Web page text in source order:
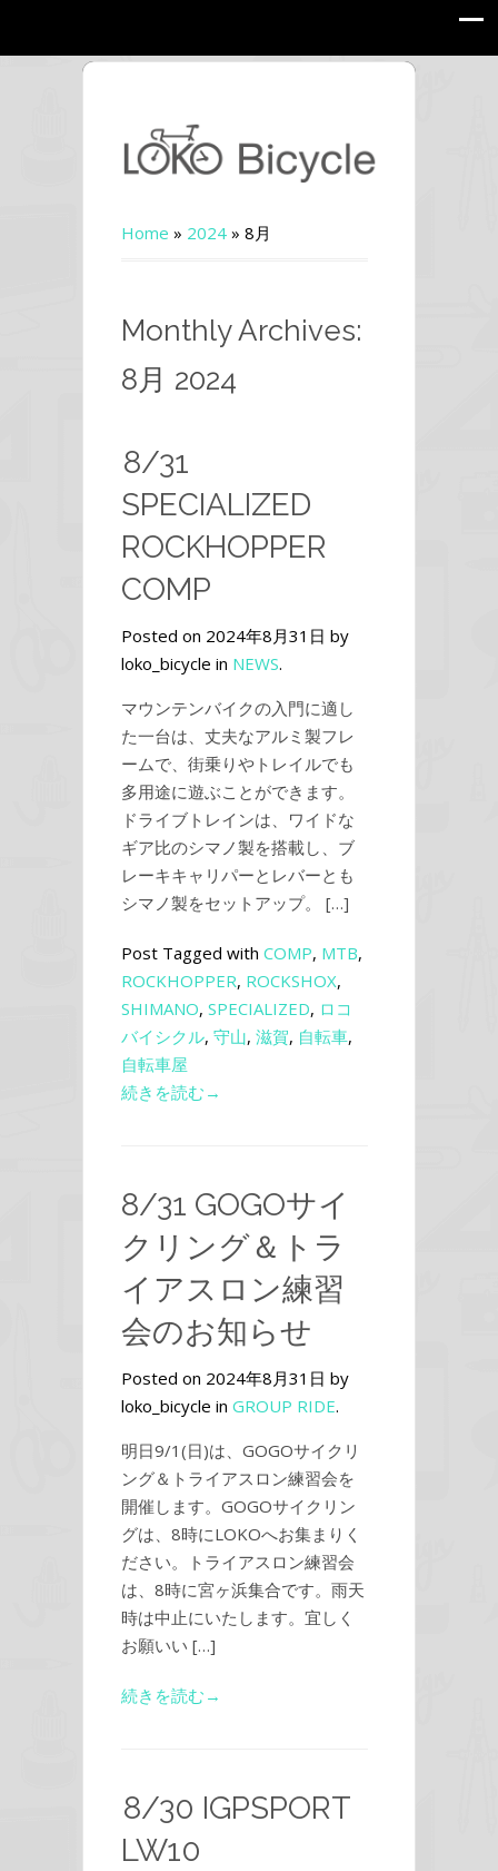
Home » 2024 » 8月
Monthly Archives:
8月 2024
8/31
SPECIALIZED
ROCKHOPPER
COMP
Posted on 2024年8月31日 by
loko_bicycle in NEWS.
マウンテンバイクの入門に適し
た一台は、丈夫なアルミ製フレ
ームで、街乗りやトレイルでも
多用途に遊ぶことができます。
ドライブトレインは、ワイドな
ギア比のシマノ製を搭載し、ブ
レーキキャリパーとレバーとも
シマノ製をセットアップ。 […]
Post Tagged with COMP, MTB,
ROCKHOPPER, ROCKSHOX,
SHIMANO, SPECIALIZED, ロコ
バイシクル, 守山, 滋賀, 自転車,
自転車屋
続きを読む→
8/31 GOGOサイ
クリング＆トラ
イアスロン練習
会のお知らせ
Posted on 2024年8月31日 by
loko_bicycle in GROUP RIDE.
明日9/1(日)は、GOGOサイクリ
ング＆トライアスロン練習会を
開催します。GOGOサイクリン
グは、8時にLOKOへお集まりく
ださい。トライアスロン練習会
は、8時に宮ヶ浜集合です。雨天
時は中止にいたします。宜しく
お願いい […]
続きを読む→
8/30 IGPSPORT
LW10